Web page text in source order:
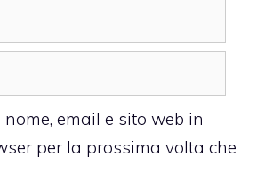
email e sito web in
per la prossima volta che